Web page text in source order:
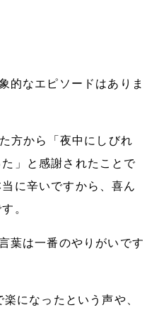
的なエピソードはありま
方から「夜中にしびれ
」と感謝されたことで
に辛いですから、喜ん
。
葉は一番のやりがいです
になったという声や、